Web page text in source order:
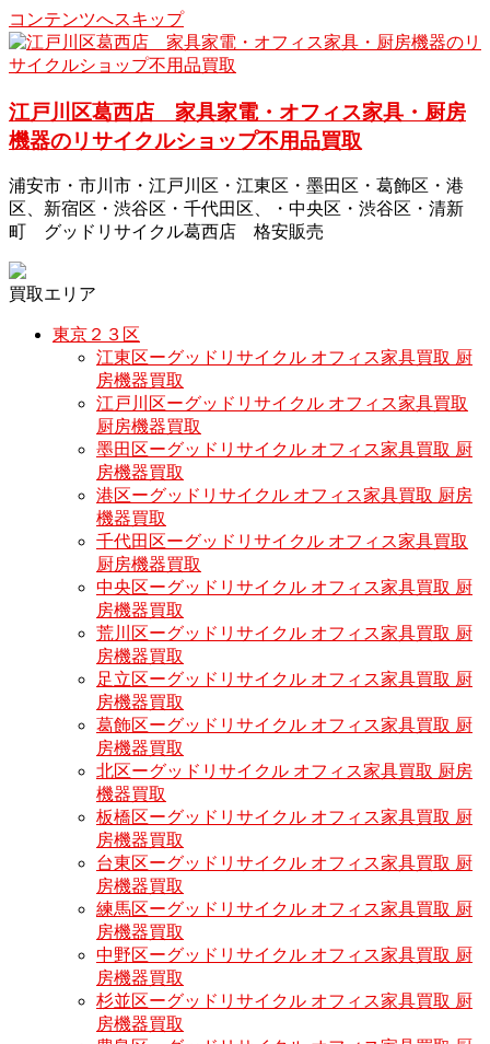
コンテンツへスキップ
江戸川区葛西店 家具家電・オフィス家具・厨房
機器のリサイクルショップ不用品買取
浦安市・市川市・江戸川区・江東区・墨田区・葛飾区・港
区、新宿区・渋谷区・千代田区、・中央区・渋谷区・清新
町 グッドリサイクル葛西店 格安販売
買取エリア
東京２３区
江東区ーグッドリサイクル オフィス家具買取 厨
房機器買取
江戸川区ーグッドリサイクル オフィス家具買取
厨房機器買取
墨田区ーグッドリサイクル オフィス家具買取 厨
房機器買取
港区ーグッドリサイクル オフィス家具買取 厨房
機器買取
千代田区ーグッドリサイクル オフィス家具買取
厨房機器買取
中央区ーグッドリサイクル オフィス家具買取 厨
房機器買取
荒川区ーグッドリサイクル オフィス家具買取 厨
房機器買取
足立区ーグッドリサイクル オフィス家具買取 厨
房機器買取
葛飾区ーグッドリサイクル オフィス家具買取 厨
房機器買取
北区ーグッドリサイクル オフィス家具買取 厨房
機器買取
板橋区ーグッドリサイクル オフィス家具買取 厨
房機器買取
台東区ーグッドリサイクル オフィス家具買取 厨
房機器買取
練馬区ーグッドリサイクル オフィス家具買取 厨
房機器買取
中野区ーグッドリサイクル オフィス家具買取 厨
房機器買取
杉並区ーグッドリサイクル オフィス家具買取 厨
房機器買取